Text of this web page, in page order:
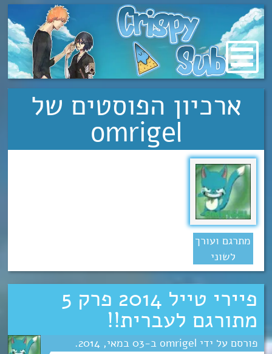
מעבר
לתוכן
ארכיון הפוסטים של
omrigel
מתרגם ועורך
לשוני
פיירי טייל 2014 פרק 5
מתורגם לעברית!!
omrigel
03 מאי 2014